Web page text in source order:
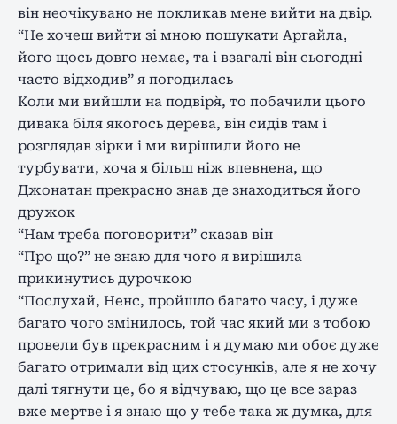
він неочікувано не покликав мене вийти на двір.
“Не хочеш вийти зі мною пошукати Аргайла,
його щось довго немає, та і взагалі він сьогодні
часто відходив” я погодилась
Коли ми вийшли на подвір`я, то побачили цього
дивака біля якогось дерева, він сидів там і
розглядав зірки і ми вирішили його не
турбувати, хоча я більш ніж впевнена, що
Джонатан прекрасно знав де знаходиться його
дружок
“Нам треба поговорити” сказав він
“Про що?” не знаю для чого я вирішила
прикинутись дурочкою
“Послухай, Ненс, пройшло багато часу, і дуже
багато чого змінилось, той час який ми з тобою
провели був прекрасним і я думаю ми обоє дуже
багато отримали від цих стосунків, але я не хочу
далі тягнути це, бо я відчуваю, що це все зараз
вже мертве і я знаю що у тебе така ж думка, для